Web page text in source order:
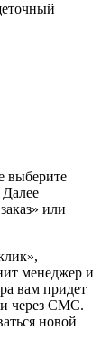
выберите
Далее
или
менеджер и
вам придет
через СМС.
новой